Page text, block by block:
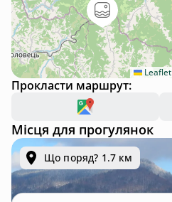
Leaflet
Прокласти маршрут:
Місця для прогулянок
Що поряд? 1.7 км